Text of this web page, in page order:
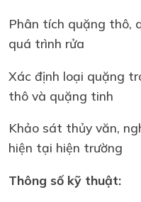
Phân tích quặng thô,
quá trình rửa
Xác định loại quặng
thô và quặng tinh
Khảo sát thủy văn,
hiện tại hiện trường
Thông số kỹ thuật: